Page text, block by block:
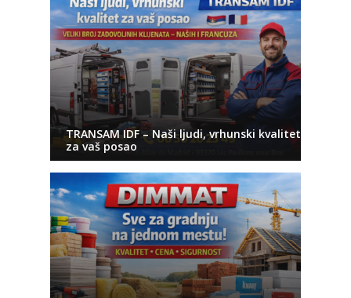
TRANSAM IDF – Naši ljudi, vrhunski kvalitet
za vaš posao